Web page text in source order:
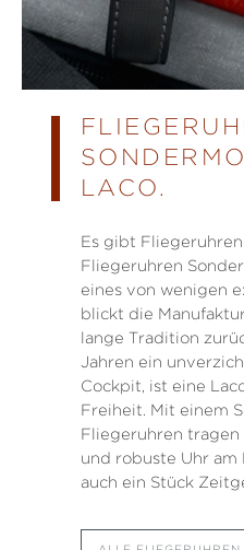
LACO.
Es gibt
Fliegeruhren
eines von wenigen
blickt die
lange Tradition
Jahren ein
Cockpit, ist eine
Freiheit. Mit einem
Fliegeruhren tragen
und robuste Uhr am
auch ein Stück